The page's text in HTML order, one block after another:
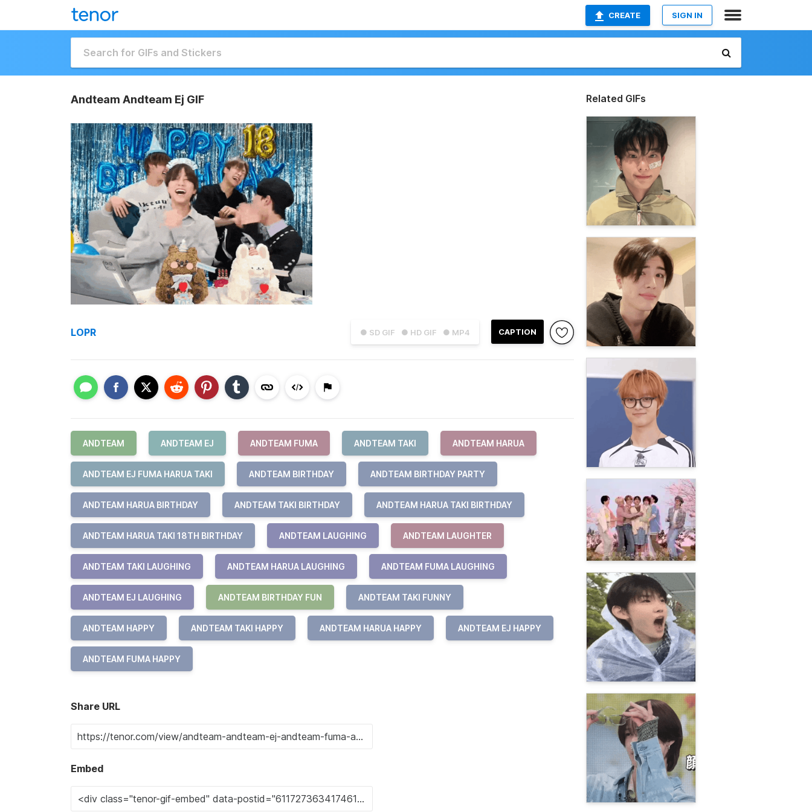
CREATE SIGN IN
Andteam Andteam Ej GIF
● SD GIF ● HD GIF ● MP4 CAPTION
LOPR
ANDTEAM ANDTEAM EJ ANDTEAM FUMA ANDTEAM TAKI ANDTEAM HARUA
ANDTEAM EJ FUMA HARUA TAKI ANDTEAM BIRTHDAY ANDTEAM BIRTHDAY PARTY
ANDTEAM HARUA BIRTHDAY ANDTEAM TAKI BIRTHDAY ANDTEAM HARUA TAKI BIRTHDAY
ANDTEAM HARUA TAKI 18TH BIRTHDAY ANDTEAM LAUGHING ANDTEAM LAUGHTER
ANDTEAM TAKI LAUGHING ANDTEAM HARUA LAUGHING ANDTEAM FUMA LAUGHING
ANDTEAM EJ LAUGHING ANDTEAM BIRTHDAY FUN ANDTEAM TAKI FUNNY
ANDTEAM HAPPY ANDTEAM TAKI HAPPY ANDTEAM HARUA HAPPY ANDTEAM EJ HAPPY
ANDTEAM FUMA HAPPY
Share URL
Embed
Related GIFs